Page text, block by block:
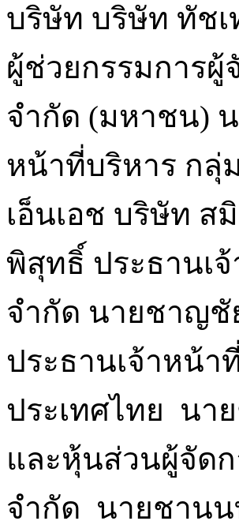
บริษัท บริษัท ทัช
ผู้ช่วยกรรมการ
จำกัด (มหาชน)
หน้าที่บริหาร กลุ่
เอ็นเอช บริษัท
พิสุทธิ์ ประธานเ
จำกัด นายชาญชั
ประธานเจ้าหน้า
ประเทศไทย นา
และหุ้นส่วนผู้จัด
จำกัด นายชานน